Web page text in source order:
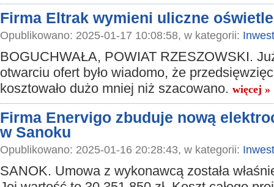
Firma Eltrak wymieni uliczne
Opublikowano: 2025-01-17 10:08:58, w kategorii:
BOGUCHWAŁA, POWIAT RZESZOWSKI.
otwarciu ofert było wiadomo, że
kosztowało dużo mniej niż szacowano. więcej »
Firma Enervigo zbuduje nową
w Sanoku
Opublikowano: 2025-01-16 20:28:43, w kategorii:
SANOK. Umowa z wykonawcą została